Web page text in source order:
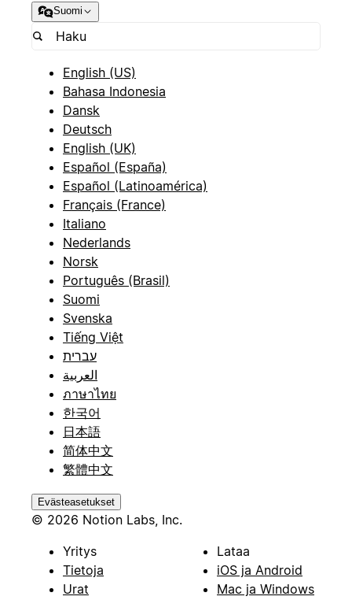
Suomi
English (US)
Bahasa Indonesia
Dansk
Deutsch
English (UK)
Español (España)
Español (Latinoamérica)
Français (France)
Italiano
Nederlands
Norsk
Português (Brasil)
Suomi
Svenska
Tiếng Việt
עברית
العربية
ภาษาไทย
한국어
日本語
简体中文
繁體中文
Evästeasetukset
© 2026 Notion Labs, Inc.
Yritys
Tietoja
Urat
Lataa
iOS ja Android
Mac ja Windows